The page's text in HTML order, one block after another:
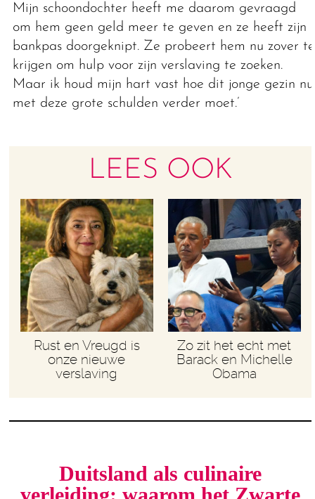
Mijn schoondochter heeft me daarom gevraagd
om hem geen geld meer te geven en ze heeft zijn
bankpas doorgeknipt. Ze probeert hem nu zover te
krijgen om hulp voor zijn verslaving te zoeken.
Maar ik houd mijn hart vast hoe dit jonge gezin nu
met deze grote schulden verder moet.’
LEES OOK
Rust en Vreugd is
onze nieuwe
verslaving
Zo zit het echt met
Barack en Michelle
Obama
Duitsland als culinaire